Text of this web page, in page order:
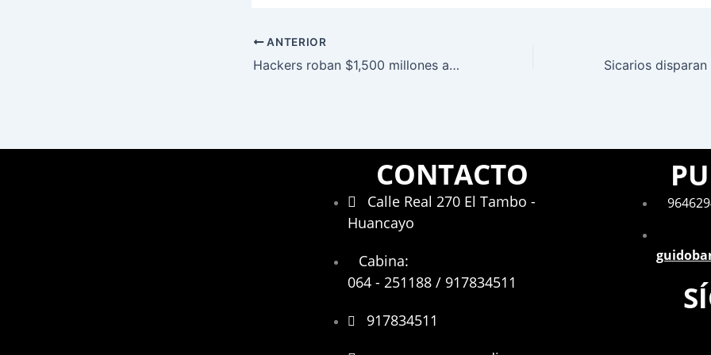
ANTERIOR
Hackers roban $1,500 millones a Bybit en el mayor ciberataque cripto de la historia
CONTACTO
Calle Real 270 El Tambo -
Huancayo
Cabina:
064 - 251188 / 917834511
917834511